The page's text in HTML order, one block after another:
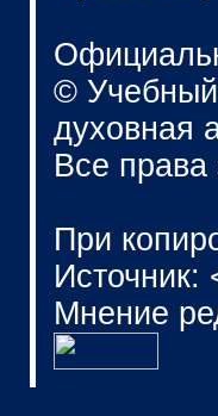
©
духовная
Все
При
Мнение